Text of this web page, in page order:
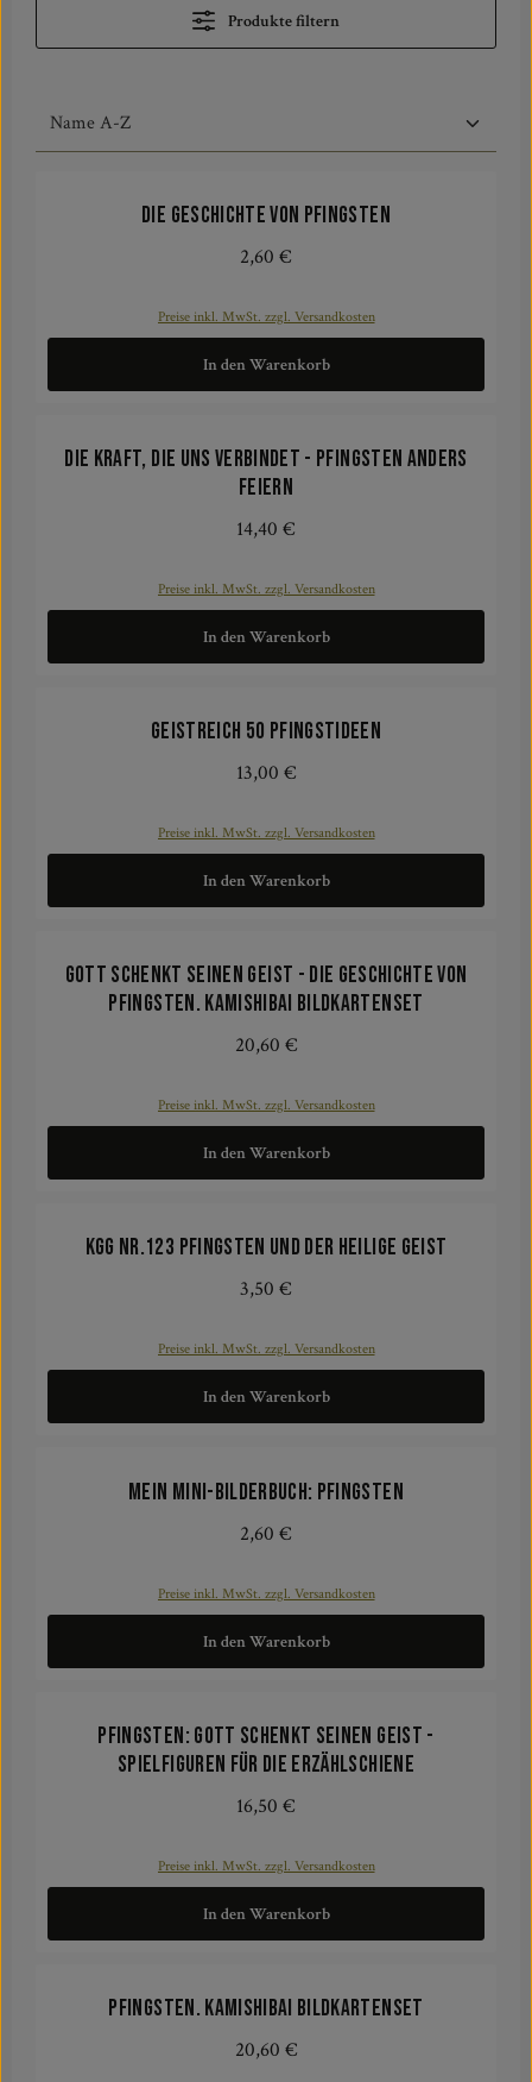
Produkte filtern
Die Geschichte von Pfingsten
Regulärer Preis:
2,60 €
Preise inkl. MwSt. zzgl. Versandkosten
In den Warenkorb
Die Kraft, die uns verbindet - Pfingsten anders
feiern
Regulärer Preis:
14,40 €
Preise inkl. MwSt. zzgl. Versandkosten
In den Warenkorb
geistreich 50 Pfingstideen
Regulärer Preis:
13,00 €
Preise inkl. MwSt. zzgl. Versandkosten
In den Warenkorb
Gott schenkt seinen Geist - Die Geschichte von
Pfingsten. Kamishibai Bildkartenset
Regulärer Preis:
20,60 €
Preise inkl. MwSt. zzgl. Versandkosten
In den Warenkorb
KGG NR.123 Pfingsten und der Heilige Geist
Regulärer Preis:
3,50 €
Preise inkl. MwSt. zzgl. Versandkosten
In den Warenkorb
Mein Mini-Bilderbuch: Pfingsten
Regulärer Preis:
2,60 €
Preise inkl. MwSt. zzgl. Versandkosten
In den Warenkorb
Pfingsten: Gott schenkt seinen Geist -
Spielfiguren für die Erzählschiene
Regulärer Preis:
16,50 €
Preise inkl. MwSt. zzgl. Versandkosten
In den Warenkorb
Pfingsten. Kamishibai Bildkartenset
Regulärer Preis:
20,60 €